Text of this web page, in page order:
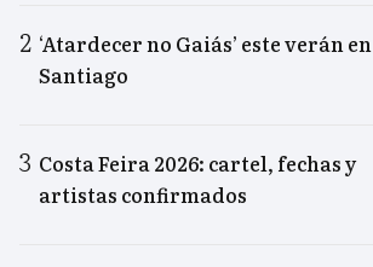
‘Atardecer no Gaiás’ este verán en
Santiago
Costa Feira 2026: cartel, fechas y
artistas confirmados